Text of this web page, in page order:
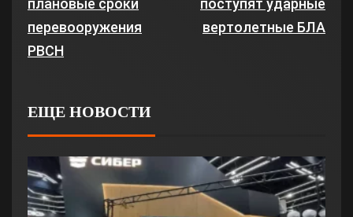
плановые сроки
перевооружения
РВСН
поступят ударные
вертолетные БЛА
ЕЩЕ НОВОСТИ